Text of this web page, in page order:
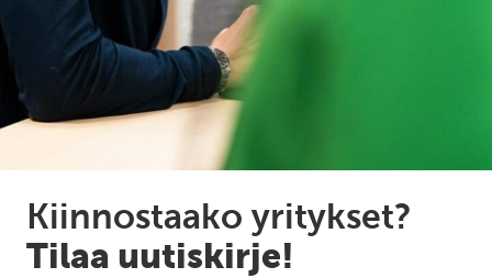
Kiinnostaako yritykset?
Tilaa uutiskirje!